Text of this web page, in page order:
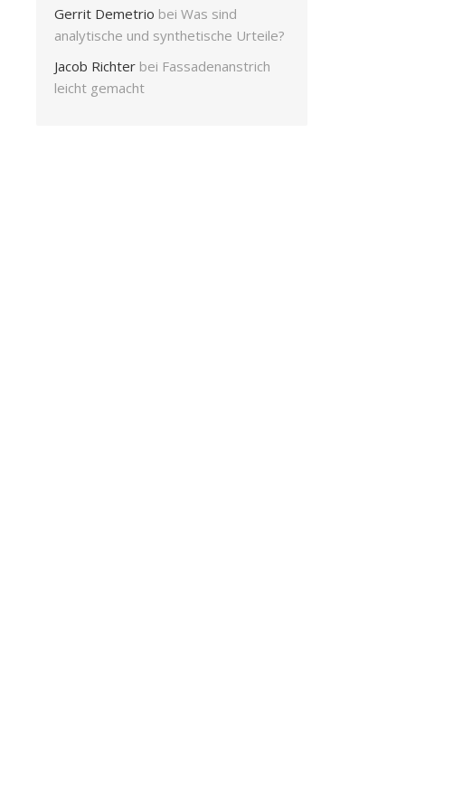
Gerrit Demetrio bei Was sind
analytische und synthetische Urteile?
Jacob Richter bei Fassadenanstrich
leicht gemacht